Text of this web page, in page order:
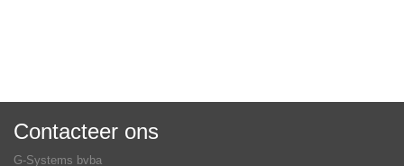
Contacteer ons
G-Systems bvba